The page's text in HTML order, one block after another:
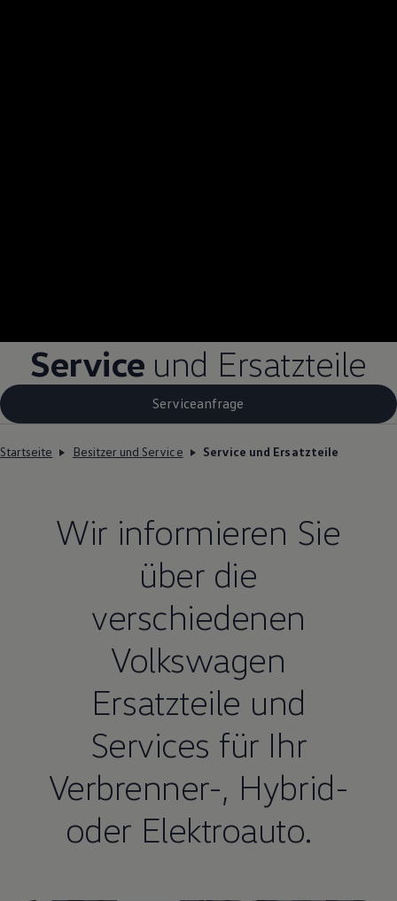
Service und Ersatzteile
Serviceanfrage
Startseite Besitzer und Service Service und Ersatzteile
Wir informieren Sie
über die
verschiedenen
Volkswagen
Ersatzteile und
Services für Ihr
Verbrenner-, Hybrid-
oder Elektroauto.